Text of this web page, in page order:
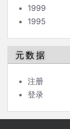
1999
1995
元数据
注册
登录